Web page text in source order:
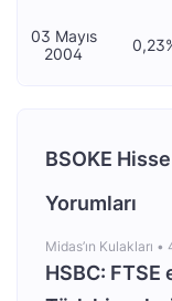
03 Mayıs
2004
BSOKE
Yorumları
Midas’ın Kulakları •
HSBC: